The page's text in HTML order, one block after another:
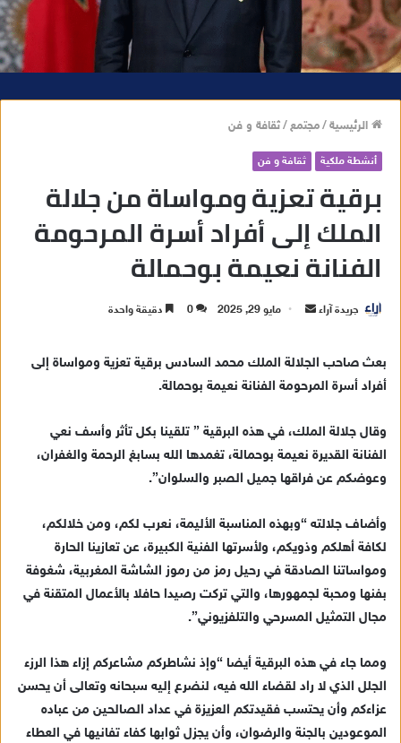
الرئيسية/مجتمع/ثقافة و فن
أنشطة ملكية ثقافة و فن
برقية تعزية ومواساة من جلالة
الملك إلى أفراد أسرة المرحومة
الفنانة نعيمة بوحمالة
جريدة آراء
ي
د
ا
ل
ك
ت
ر
مايو 29, 2025 0 دقيقة واحدة
بعث صاحب الجلالة الملك محمد السادس برقية تعزية ومواساة إلى
أفراد أسرة المرحومة الفنانة نعيمة بوحمالة.
وقال جلالة الملك، في هذه البرقية ” تلقينا بكل تأثر وأسف نعي
الفنانة القديرة نعيمة بوحمالة، تغمدها الله بسابغ الرحمة والغفران،
وعوضكم عن فراقها جميل الصبر والسلوان”.
وأضاف جلالته “وبهذه المناسبة الأليمة، نعرب لكم، ومن خلالكم،
لكافة أهلكم وذويكم، ولأسرتها الفنية الكبيرة، عن تعازينا الحارة
ومواساتنا الصادقة في رحيل رمز من رموز الشاشة المغربية، شغوفة
بفنها ومحبة لجمهورها، والتي تركت رصيدا حافلا بالأعمال المتقنة في
مجال التمثيل المسرحي والتلفزيوني”.
ومما جاء في هذه البرقية أيضا “وإذ نشاطركم مشاعركم إزاء هذا الرزء
الجلل الذي لا راد لقضاء الله فيه، لنضرع إليه سبحانه وتعالى أن يحسن
عزاءكم وأن يحتسب فقيدتكم العزيزة في عداد الصالحين من عباده
الموعودين بالجنة والرضوان، وأن يجزل ثوابها كفاء تفانيها في العطاء